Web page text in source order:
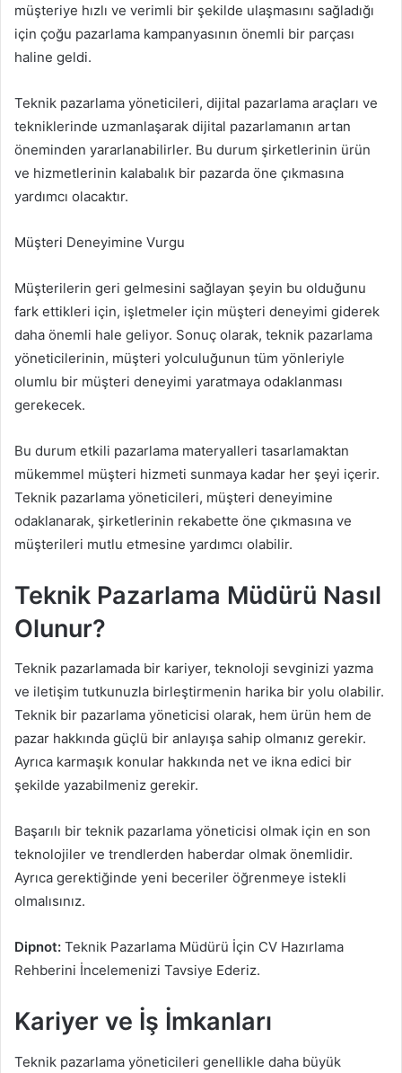
müşteriye hızlı ve verimli bir şekilde ulaşmasını sağladığı
için çoğu pazarlama kampanyasının önemli bir parçası
haline geldi.
Teknik pazarlama yöneticileri, dijital pazarlama araçları ve
tekniklerinde uzmanlaşarak dijital pazarlamanın artan
öneminden yararlanabilirler. Bu durum şirketlerinin ürün
ve hizmetlerinin kalabalık bir pazarda öne çıkmasına
yardımcı olacaktır.
Müşteri Deneyimine Vurgu
Müşterilerin geri gelmesini sağlayan şeyin bu olduğunu
fark ettikleri için, işletmeler için müşteri deneyimi giderek
daha önemli hale geliyor. Sonuç olarak, teknik pazarlama
yöneticilerinin, müşteri yolculuğunun tüm yönleriyle
olumlu bir müşteri deneyimi yaratmaya odaklanması
gerekecek.
Bu durum etkili pazarlama materyalleri tasarlamaktan
mükemmel müşteri hizmeti sunmaya kadar her şeyi içerir.
Teknik pazarlama yöneticileri, müşteri deneyimine
odaklanarak, şirketlerinin rekabette öne çıkmasına ve
müşterileri mutlu etmesine yardımcı olabilir.
Teknik Pazarlama Müdürü Nasıl
Olunur?
Teknik pazarlamada bir kariyer, teknoloji sevginizi yazma
ve iletişim tutkunuzla birleştirmenin harika bir yolu olabilir.
Teknik bir pazarlama yöneticisi olarak, hem ürün hem de
pazar hakkında güçlü bir anlayışa sahip olmanız gerekir.
Ayrıca karmaşık konular hakkında net ve ikna edici bir
şekilde yazabilmeniz gerekir.
Başarılı bir teknik pazarlama yöneticisi olmak için en son
teknolojiler ve trendlerden haberdar olmak önemlidir.
Ayrıca gerektiğinde yeni beceriler öğrenmeye istekli
olmalısınız.
Dipnot: Teknik Pazarlama Müdürü İçin CV Hazırlama
Rehberini İncelemenizi Tavsiye Ederiz.
Kariyer ve İş İmkanları
Teknik pazarlama yöneticileri genellikle daha büyük